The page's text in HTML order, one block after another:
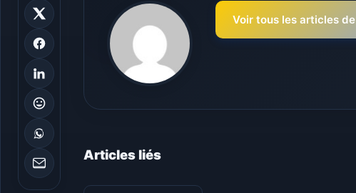
Voir tous les articles de
Articles liés